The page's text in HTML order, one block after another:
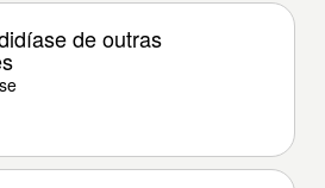
de outras